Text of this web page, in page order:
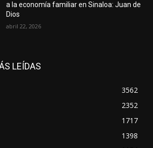
a la economía familiar en Sinaloa: Juan de
Dios
abril 22, 2026
LEÍDAS
3562
2352
1717
1398